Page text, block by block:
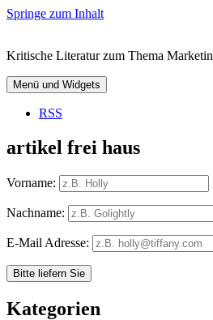
Springe zum Inhalt
Kritische Literatur zum Thema
Menü und Widgets
RSS
artikel frei haus
Vorname:
Nachname:
E-Mail Adresse:
Kategorien